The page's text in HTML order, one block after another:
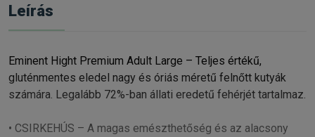
Leírás
Eminent Hight Premium Adult Large – Teljes értékű,
gluténmentes eledel nagy és óriás méretű felnőtt kutyák
számára. Legalább 72%-ban állati eredetű fehérjét tartalmaz.
• CSIRKEHÚS – A magas emészthetőség és az alacsony